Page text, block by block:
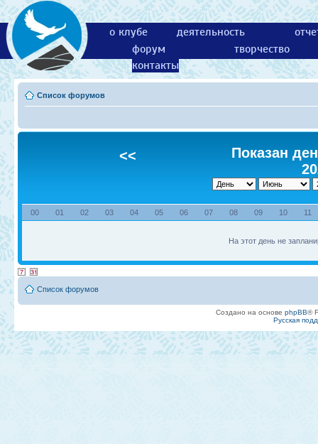
о клубе деятельность
форум
творчество
контакты
Список форумов
<<
Показан
00 01 02 03 04 05 06 07 08 09 10 11
На этот день не
Список форумов
Создано на основе phpBB®
Русская